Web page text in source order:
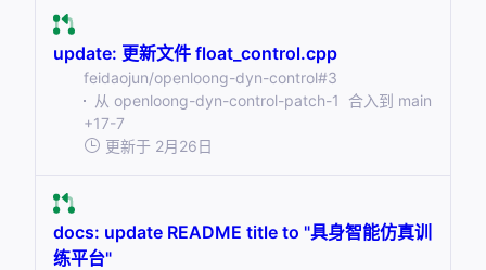
update: 更新文件 float_control.cpp
feidaojun/openloong-dyn-control#3
从 openloong-dyn-control-patch-1 合入到 main
+17-7
更新于 2月26日
docs: update README title to "具身智能仿真训
练平台"